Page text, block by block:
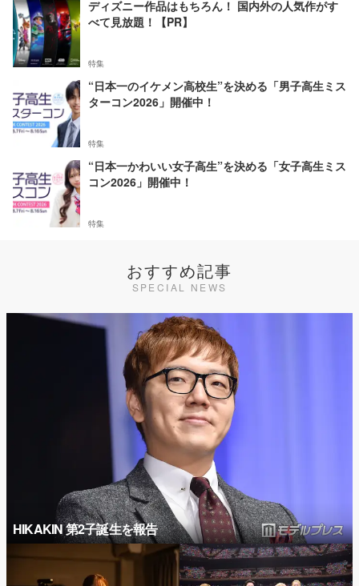
ディズニー作品はもちろん！ 国内外の人気作がす
べて見放題！【PR】
特集
“日本一のイケメン高校生”を決める「男子高生ミス
ターコン2026」開催中！
特集
“日本一かわいい女子高生”を決める「女子高生ミス
コン2026」開催中！
特集
おすすめ記事
SPECIAL NEWS
HIKAKIN 第2子誕生を報告